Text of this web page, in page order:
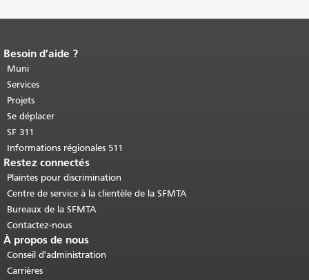
Fin du contenu de la page.
cette page se répète sur chaque page.
Retour au haut du contenu principal
Besoin d'aide ?
Muni
Services
Projets
Se déplacer
SF 311
Informations régionales 511
Restez connectés
Plaintes pour discrimination
Centre de service à la clientèle de la SFMTA
Bureaux de la SFMTA
Contactez-nous
À propos de nous
Conseil d'administration
Carrières